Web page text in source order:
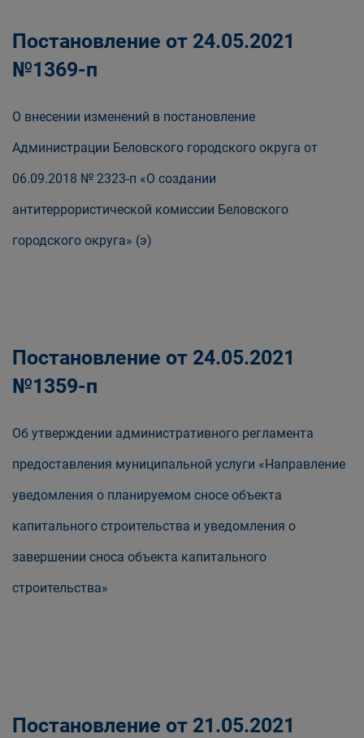
Постановление от 24.05.2021
№1369-п
О внесении изменений в постановление
Администрации Беловского городского округа от
06.09.2018 № 2323-п «О создании
антитеррористической комиссии Беловского
городского округа» (э)
Постановление от 24.05.2021
№1359-п
Об утверждении административного регламента
предоставления муниципальной услуги «Направление
уведомления о планируемом сносе объекта
капитального строительства и уведомления о
завершении сноса объекта капитального
строительства»
Постановление от 21.05.2021